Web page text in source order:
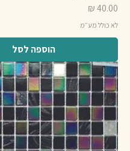
מחיר
לא כולל מע״מ
הוספה לסל